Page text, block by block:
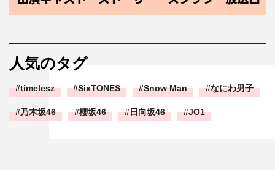
人気のタグ
timelesz SixTONES Snow Man なにわ男子
乃木坂46 櫻坂46 日向坂46 JO1